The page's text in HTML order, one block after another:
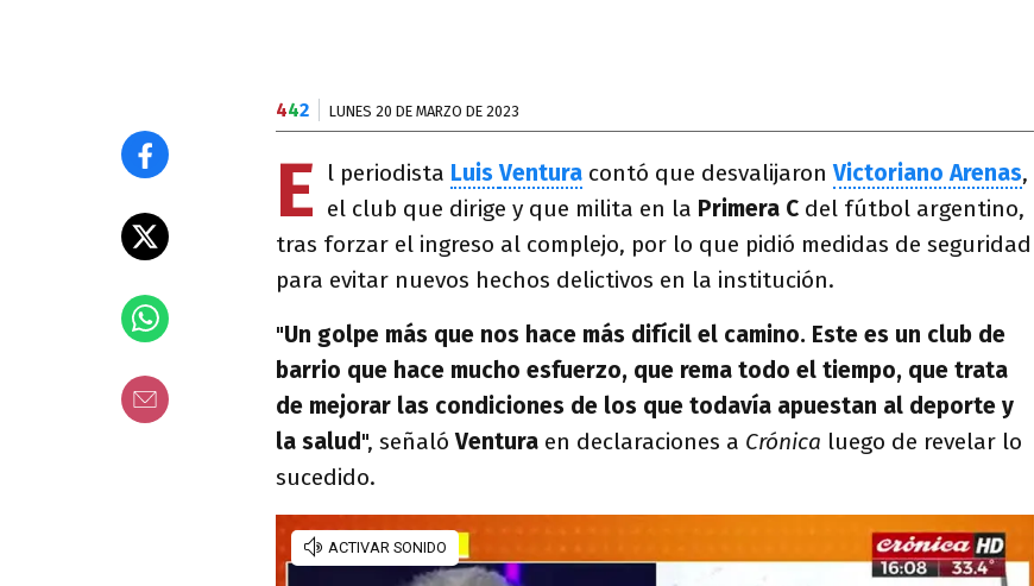
442 LUNES 20 DE MARZO DE 2023
E l periodista Luis Ventura contó que desvalijaronVictoriano Arenas,
el club que dirige y que milita en la Primera C del fútbol argentino,
tras forzar el ingreso al complejo, por lo que pidió medidas de seguridad
para evitar nuevos hechos delictivos en la institución.
"Un golpe más que nos hace más difícil el camino. Este es un club de
barrio que hace mucho esfuerzo, que rema todo el tiempo, que trata
de mejorar las condiciones de los que todavía apuestan al deporte y
la salud", señalóVentura en declaraciones a Crónica luego de revelar lo
sucedido.